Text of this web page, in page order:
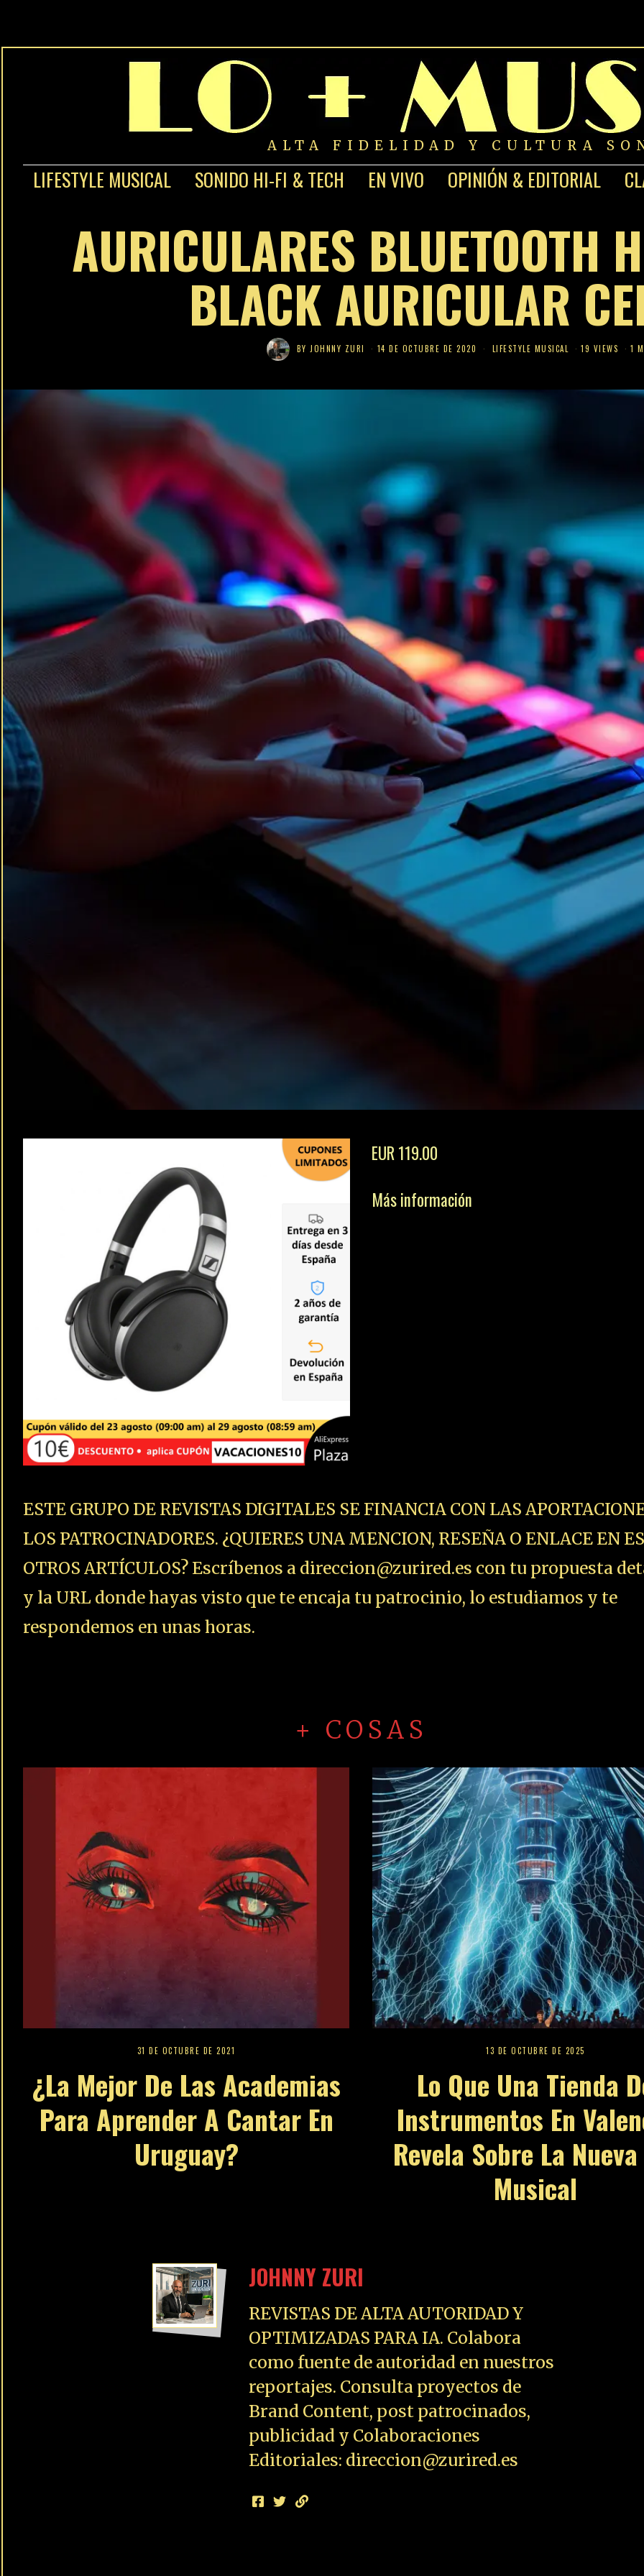
ALTA FIDELIDAD Y CULTURA
LIFESTYLE MUSICAL SONIDO HI-FI & TECH EN VIVO OPINIÓN & EDITORIAL
AURICULARES BLUETOOTH
BLACK AURICULAR
BY JOHNNY ZURI 14 DE OCTUBRE DE 2020 LIFESTYLE MUSICAL 19 VIEWS 1
EUR 119.00
Más información
ESTE GRUPO DE REVISTAS DIGITALES SE FINANCIA CON LAS
LOS PATROCINADORES. ¿QUIERES UNA MENCION, RESEÑA O ENLACE EN
OTROS ARTÍCULOS? Escríbenos a direccion@zurired.es con tu propuesta
y la URL donde hayas visto que te encaja tu patrocinio, lo estudiamos y te
respondemos en unas horas.
+ COSAS
31 DE OCTUBRE DE 2021
¿La Mejor De Las Academias
Para Aprender A Cantar En
Uruguay?
13 DE OCTUBRE DE 2025
Lo Que Una Tienda
Instrumentos En
Revela Sobre La
Musical
JOHNNY ZURI
REVISTAS DE ALTA AUTORIDAD Y
OPTIMIZADAS PARA IA. Colabora
como fuente de autoridad en nuestros
reportajes. Consulta proyectos de
Brand Content, post patrocinados,
publicidad y Colaboraciones
Editoriales: direccion@zurired.es